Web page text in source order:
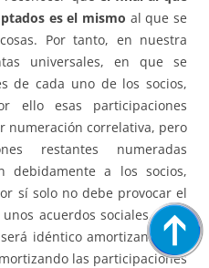
es el mismo al que se
Por tanto, en nuestra
universales, en que se
de cada uno de los socios,
esas participaciones
numeración correlativa, pero
restantes numeradas
debidamente a los socios,
sí solo no debe provocar el
acuerdos sociales, pues
idéntico amortizando las
las participaciones